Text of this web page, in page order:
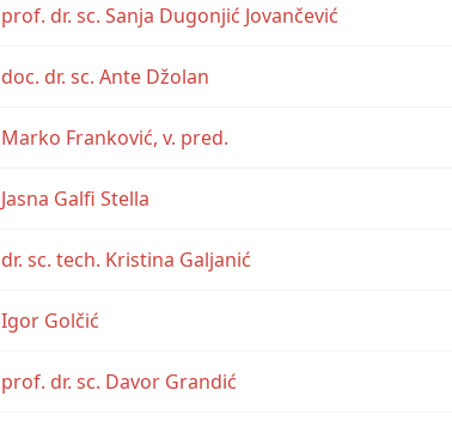
prof. dr. sc. Sanja Dugonjić Jovančević
doc. dr. sc. Ante Džolan
Marko Franković, v. pred.
Jasna Galfi Stella
dr. sc. tech. Kristina Galjanić
Igor Golčić
prof. dr. sc. Davor Grandić